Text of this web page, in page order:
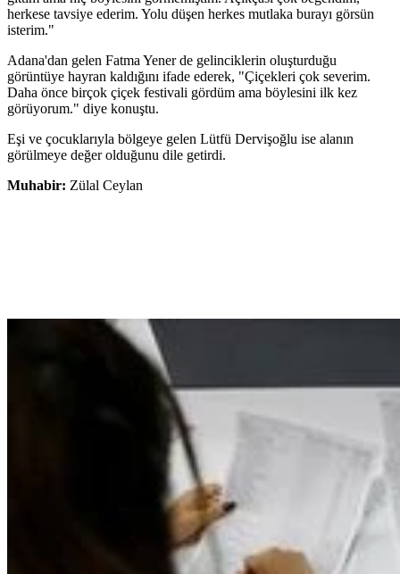
herkese tavsiye ederim. Yolu düşen herkes mutlaka burayı görsün
isterim."
Adana'dan gelen Fatma Yener de gelinciklerin oluşturduğu
görüntüye hayran kaldığını ifade ederek, "Çiçekleri çok severim.
Daha önce birçok çiçek festivali gördüm ama böylesini ilk kez
görüyorum." diye konuştu.
Eşi ve çocuklarıyla bölgeye gelen Lütfü Dervişoğlu ise alanın
görülmeye değer olduğunu dile getirdi.
Muhabir: Zülal Ceylan